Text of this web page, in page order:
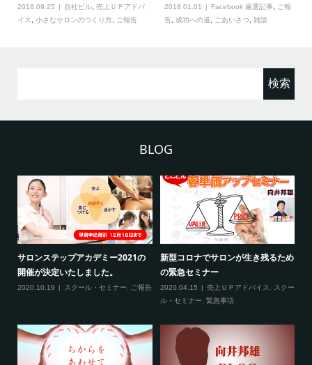
2018.09.25 自社ビル, 売上ＵＰアドバ
イス
小さなサロンのつくり方, ご報告
2018.01.01 Facebook 厳選記事
ご報
告
成功への道 ごあいさつ ,雑談
BLOG
新型コロナ対策につきまして（ご来
場される方へ）
2020.02.27 スクール・セミナー
緊急事
3月の限定メニュー技術講習の内容
2020.02.20 スクール・セミナー